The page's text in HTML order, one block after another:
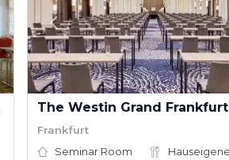
The Westin Grand Frankfurt
Frankfurt
Seminar Room